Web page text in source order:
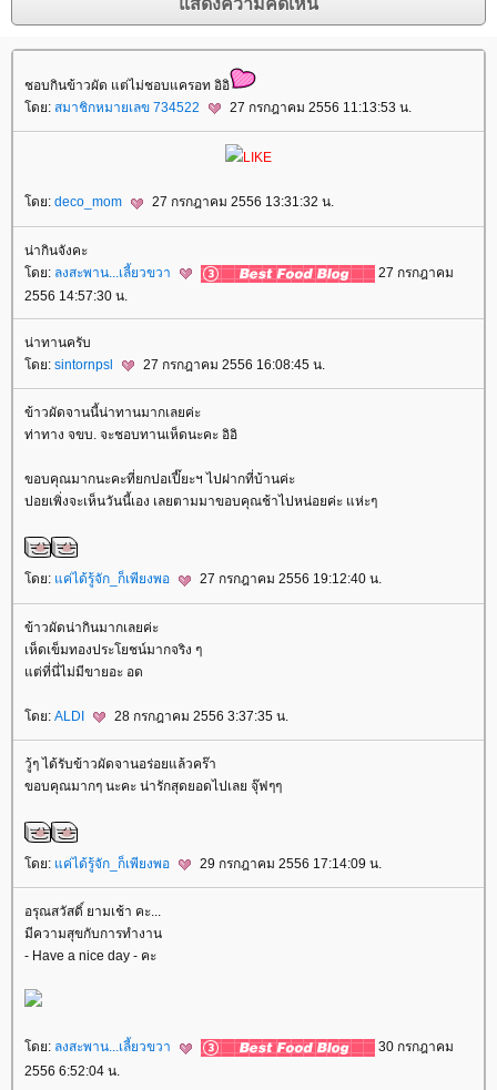
ชอบกินข้าวผัด แต่ไม่ชอบแครอท อิอิ
ดย: สมาชิกหมายเลข 734522 27 กรกฎาคม 2556 11:13:53 น.
LIKE
ดย: deco_mom 27 กรกฎาคม 2556 13:31:32 น.
น่ากินจังคะ
ดย: ลงสะพาน...เลี้ยวขวา
27 กรกฎาคม
2556 14:57:30 น.
น่าทานครับ
ดย: sintornpsl 27 กรกฎาคม 2556 16:08:45 น.
ข้าวผัดจานนี้น่าทานมากเลยค่ะ
ท่าทาง จขบ. จะชอบทานเห็ดนะคะ อิอิ
ขอบคุณมากนะคะที่ยกปอเปี๊ยะฯ ไปฝากที่บ้านค่ะ
ปอยเพิ่งจะเห็นวันนี้เอง เลยตามมาขอบคุณช้าไปหน่อยค่ะ แห่ะๆ
ดย: ค่ได้รู้จัก_ก็เพียงพอ 27 กรกฎาคม 2556 19:12:40 น.
ข้าวผัดน่ากินมากเลยค่ะ
เห็ดเข็มทองประโยชน์มากจริง ๆ
ต่ที่นี่ไม่มีขายอะ อด
ดย: ALDI 28 กรกฎาคม 2556 3:37:35 น.
วู้ๆ ได้รับข้าวผัดจานอร่อยแล้วคร๊า
ขอบคุณมากๆ นะคะ น่ารักสุดยอดไปเลย จุ๊ฟๆๆ
ดย: ค่ได้รู้จัก_ก็เพียงพอ 29 กรกฎาคม 2556 17:14:09 น.
อรุณสวัสดิ์ ยามเช้า คะ...
มีความสุขกับการทำงาน
- Have a nice day - คะ
ดย: ลงสะพาน...เลี้ยวขวา
30 กรกฎาคม
2556 6:52:04 น.